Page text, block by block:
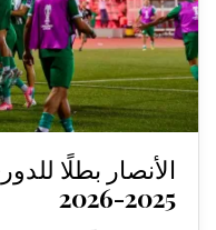
الأنصار بطلًا
2025-2026